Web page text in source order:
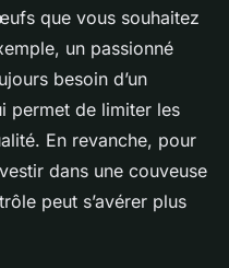
que vous souhaitez
un passionné
besoin d’un
permet de limiter les
En revanche, pour
dans une couveuse
peut s’avérer plus